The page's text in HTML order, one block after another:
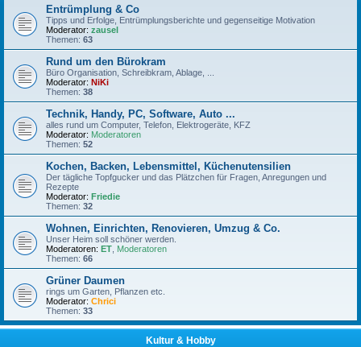
Entrümplung & Co
Tipps und Erfolge, Entrümplungsberichte und gegenseitige Motivation
Moderator: zausel
Themen: 63
Rund um den Bürokram
Büro Organisation, Schreibkram, Ablage, ...
Moderator: NiKi
Themen: 38
Technik, Handy, PC, Software, Auto ...
alles rund um Computer, Telefon, Elektrogeräte, KFZ
Moderator: Moderatoren
Themen: 52
Kochen, Backen, Lebensmittel, Küchenutensilien
Der tägliche Topfgucker und das Plätzchen für Fragen, Anregungen und
Rezepte
Moderator: Friedie
Themen: 32
Wohnen, Einrichten, Renovieren, Umzug & Co.
Unser Heim soll schöner werden.
Moderatoren: ET Moderatoren
Themen: 66
Grüner Daumen
rings um Garten, Pflanzen etc.
Moderator: Chrici
Themen: 33
Kultur & Hobby